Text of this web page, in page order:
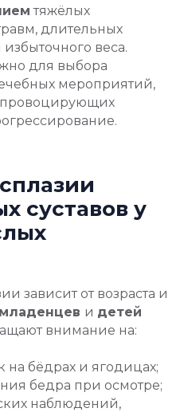
тяжёлых
длительных
избыточного веса.
для выбора
мероприятий,
провоцирующих
суставов у
зависит от возраста и
младенцев и детей
внимание на:
бёдрах и ягодицах;
бедра при осмотре;
наблюдений,